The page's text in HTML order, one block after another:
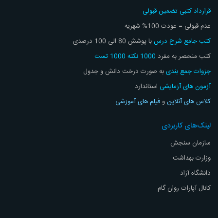
قرارداد کتبی تضمین قبولی
عدم قبولی = عودت 100% شهریه
کتب جامع شرح درسبا پوشش 80 الی 100 درصدی
کتب منحصر به مفرد 1000 نکته 1000 تست
جزوات جمع بندیبه صورت درخت دانش و جدول
آزمون های آزمایشی استاندارد
کلاس های آنلاینو فیلم های آموزشی
لینک‌های کاربردی
سازمان سنجش
وزارت بهداشت
دانشگاه آزاد
کانال آپارات روان گام